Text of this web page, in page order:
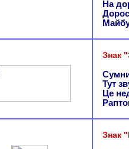
На
Знак
Тут
Це
Знак